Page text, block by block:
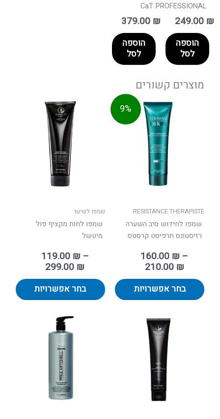
PROFESSIONAL
249.00 ₪
הוספה
לסל
CaT
379.00 ₪
הוספה
לסל
מוצרים קשורים
9%
RESISTANCE THERAPISTE
שמפו לחידוש סיב השערה
רזיסטונס תרפיסט קרסטס
160.00 ₪ –
210.00 ₪
בחר אפשרויות
למוצר
זה
בעמוד
המוצר
שמפו לשיער
שמפו לחות מקציף פול
מיטשל
119.00 ₪ –
299.00 ₪
מחירים:
בחר אפשרויות